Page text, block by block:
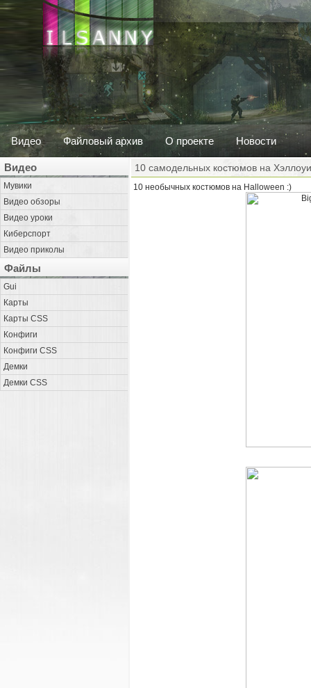
Видео Файловый архив О проекте Новости
Видео
Мувики
Видео обзоры
Видео уроки
Киберспорт
Видео приколы
Файлы
Gui
Карты
Карты CSS
Конфиги
Конфиги CSS
Демки
Демки CSS
10 самодельных костюмов на
10 необычных костюмов на Halloween :)